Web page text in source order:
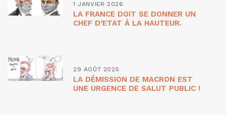
1 JANVIER 2026
LA FRANCE DOIT SE DONNER UN
CHEF D’ETAT À LA HAUTEUR.
29 AOÛT 2025
LA DÉMISSION DE MACRON EST
UNE URGENCE DE SALUT PUBLIC !